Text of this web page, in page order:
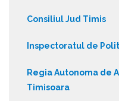
Consiliul Jud Timis
Inspectoratul de
Regia Autonoma de
Timisoara